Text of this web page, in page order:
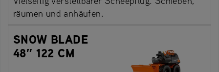
räumen und anhäufen.
SNOW BLADE
48″ 122 CM